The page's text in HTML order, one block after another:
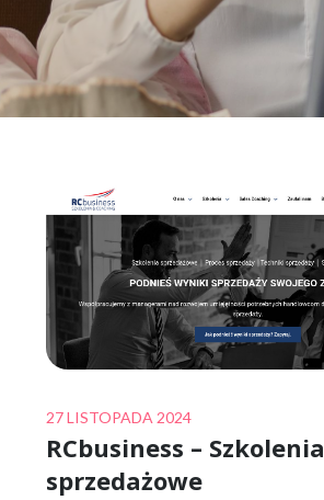
Posted
on
27 LISTOPADA 2024
RCbusiness – Szkolenia
sprzedażowe